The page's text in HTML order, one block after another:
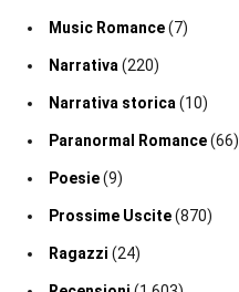
Music Romance(7)
Narrativa (220)
Narrativa storica (10)
Paranormal Romance(66)
Poesie(9)
Prossime Uscite(870)
Ragazzi (24)